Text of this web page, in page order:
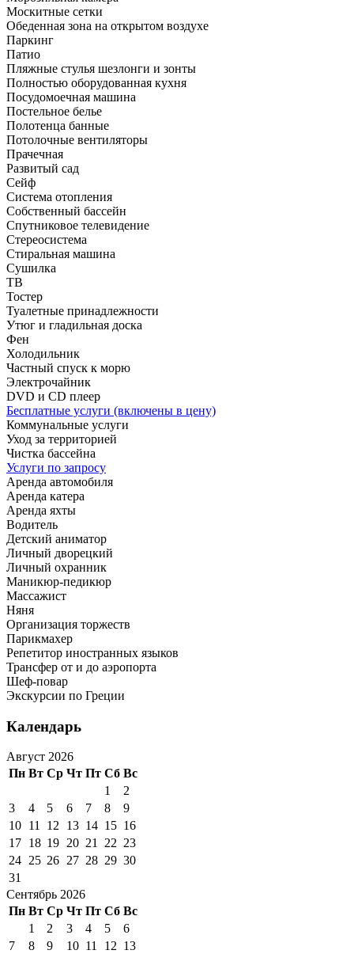
Москитные сетки
Обеденная зона на открытом воздухе
Паркинг
Патио
Пляжные стулья шезлонги и зонты
Полностью оборудованная кухня
Посудомоечная машина
Постельное белье
Полотенца банные
Потолочные вентиляторы
Прачечная
Развитый сад
Сейф
Система отопления
Собственный бассейн
Спутниковое телевидение
Стереосистема
Стиральная машина
Сушилка
ТВ
Тостер
Туалетные принадлежности
Утюг и гладильная доска
Фен
Холодильник
Частный спуск к морю
Электрочайник
DVD и CD плеер
Бесплатные услуги (включены в цену)
Коммунальные услуги
Уход за территорией
Чистка бассейна
Услуги по запросу
Аренда автомобиля
Аренда катера
Аренда яхты
Водитель
Детский аниматор
Личный дворецкий
Личный охранник
Маникюр-педикюр
Массажист
Няня
Организация торжеств
Парикмахер
Репетитор иностранных языков
Трансфер от и до аэропорта
Шеф-повар
Экскурсии по Греции
Календарь
Август 2026
Пн Вт Ср Чт Пт Сб Вс
1
2
3
4 5 6 7 8
9
10 11 12 13 14 15 16
17 18 19 20 21 22 23
24 25 26 27 28 29 30
31
Сентябрь 2026
Пн Вт Ср Чт Пт Сб Вс
1
2 3 4 5
6
7
8 9 10 11 12 13